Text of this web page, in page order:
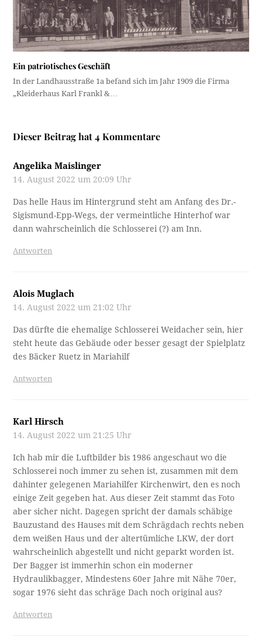
Ein patriotisches Geschäft
In der Landhausstraße 1a befand sich im Jahr 1909 die Firma
„Kleiderhaus Karl Frankl &…
Dieser Beitrag hat 4 Kommentare
Angelika Maislinger
14. August 2022 um 20:09 Uhr
Das helle Haus im Hintergrund steht am Anfang des Dr.-
Sigismund-Epp-Wegs, der vermeintliche Hinterhof war
dann wahrscheinlich die Schlosserei (?) am Inn.
Antworten
Alois Muglach
14. August 2022 um 21:02 Uhr
Das dürfte die ehemalige Schlosserei Weidacher sein, hier
steht heute das Gebäude oder besser gesagt der Spielplatz
des Bäcker Ruetz in Mariahilf
Antworten
Karl Hirsch
14. August 2022 um 21:25 Uhr
Ich hab mir die Luftbilder bis 1986 angeschaut wo die
Schlosserei noch immer zu sehen ist, zusammen mit dem
dahinter gelegenen Mariahilfer Kirchenwirt, den es noch
einige Zeit gegeben hat. Aus dieser Zeit stammt das Foto
aber sicher nicht. Dagegen spricht der damals schäbige
Bauzustand des Hauses mit dem Schrägdach rechts neben
dem weißen Haus und der altertümliche LKW, der dort
wahrscheinlich abgestellt und nicht geparkt worden ist.
Der Bagger ist immerhin schon ein moderner
Hydraulikbagger, Mindestens 60er Jahre mit Nähe 70er,
sogar 1976 sieht das schräge Dach noch original aus?
Antworten